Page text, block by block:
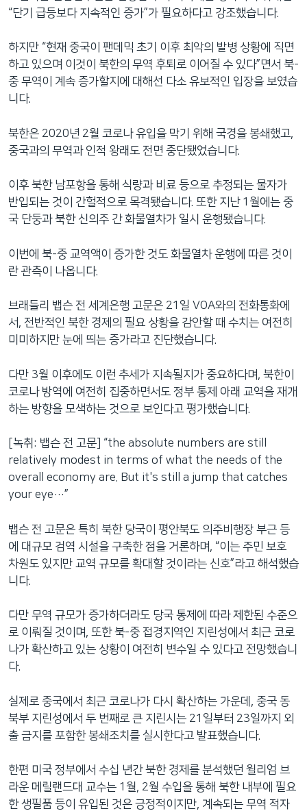
“단기 급등보다 지속적인 증가”가 필요하다고 강조했습니다.
하지만 “현재 중국이 팬데믹 초기 이후 최악의 발병 상황에 직면
하고 있으며 이것이 북한의 무역 후퇴로 이어질 수 있다”면서 북-
중 무역이 계속 증가할지에 대해선 다소 유보적인 입장을 보였습
니다.
북한은 2020년 2월 코로나 유입을 막기 위해 국경을 봉쇄했고,
중국과의 무역과 인적 왕래도 전면 중단됐었습니다.
이후 북한 남포항을 통해 식량과 비료 등으로 추정되는 물자가
반입되는 것이 간헐적으로 목격됐습니다. 또한 지난 1월에는 중
국 단둥과 북한 신의주 간 화물열차가 일시 운행됐습니다.
이번에 북-중 교역액이 증가한 것도 화물열차 운행에 따른 것이
란 관측이 나옵니다.
브래들리 뱁슨 전 세계은행 고문은 21일 VOA와의 전화통화에
서, 전반적인 북한 경제의 필요 상황을 감안할 때 수치는 여전히
미미하지만 눈에 띄는 증가라고 진단했습니다.
다만 3월 이후에도 이런 추세가 지속될지가 중요하다며, 북한이
코로나 방역에 여전히 집중하면서도 정부 통제 아래 교역을 재개
하는 방향을 모색하는 것으로 보인다고 평가했습니다.
[녹취: 뱁슨 전 고문] “the absolute numbers are still
relatively modest in terms of what the needs of the
overall economy are. But it's still a jump that catches
your eye…”
뱁슨 전 고문은 특히 북한 당국이 평안북도 의주비행장 부근 등
에 대규모 검역 시설을 구축한 점을 거론하며, “이는 주민 보호
차원도 있지만 교역 규모를 확대할 것이라는 신호”라고 해석했습
니다.
다만 무역 규모가 증가하더라도 당국 통제에 따라 제한된 수준으
로 이뤄질 것이며, 또한 북-중 접경지역인 지린성에서 최근 코로
나가 확산하고 있는 상황이 여전히 변수일 수 있다고 전망했습니
다.
실제로 중국에서 최근 코로나가 다시 확산하는 가운데, 중국 동
북부 지린성에서 두 번째로 큰 지린시는 21일부터 23일까지 외
출 금지를 포함한 봉쇄조치를 실시한다고 발표했습니다.
한편 미국 정부에서 수십 년간 북한 경제를 분석했던 윌리엄 브
라운 메릴랜드대 교수는 1월, 2월 수입을 통해 북한 내부에 필요
한 생필품 등이 유입된 것은 긍정적이지만, 계속되는 무역 적자